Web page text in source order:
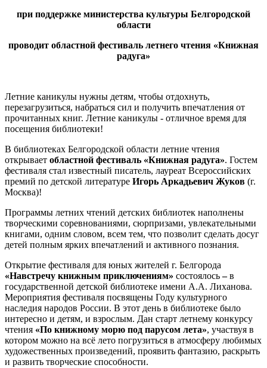
при поддержке министерства культуры Белгородской
области
проводит областной фестиваль летнего чтения «Книжная
радуга»
Летние каникулы нужны детям, чтобы отдохнуть,
перезагрузиться, набраться сил и получить впечатления от
прочитанных книг. Летние каникулы - отличное время для
посещения библиотеки!
В библиотеках Белгородской области летние чтения
открывает областной фестиваль «Книжная радуга». Гостем
фестиваля стал известный писатель, лауреат Всероссийских
премий по детской литературе Игорь Аркадьевич Жуков (г.
Москва)!
Программы летних чтений детских библиотек наполнены
творческими соревнованиями, сюрпризами, увлекательными
книгами, одним словом, всем тем, что позволит сделать досуг
детей полным ярких впечатлений и активного познания.
Открытие фестиваля для юных жителей г. Белгорода
«Навстречу книжным приключениям» состоялось–в
государственной детской библиотеке имени А.А. Лиханова.
Мероприятия фестиваля посвящены Году культурного
наследия народов России. В этот день в библиотеке было
интересно и детям, и взрослым. Дан старт летнему конкурсу
чтения «По книжному морю под парусом лета», участвуя в
котором можно на всё лето погрузиться в атмосферу любимых
художественных произведений, проявить фантазию, раскрыть
и развить творческие способности.